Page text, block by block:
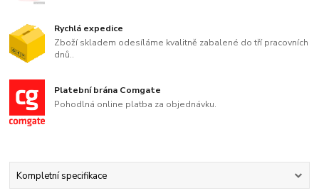
Rychlá expedice
Zboží skladem odesíláme kvalitně zabalené do tří pracovních
dnů..
Platební brána Comgate
Pohodlná online platba za objednávku.
Kompletní specifikace